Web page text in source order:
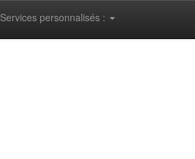
Services personnalisés :